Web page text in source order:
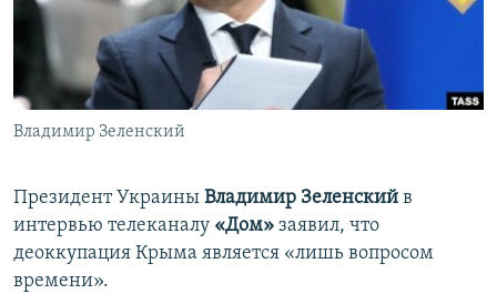
ПОБЕДИТЕЛЕЙ НЕ СУДЯТ?
КРЫМ.НЕПОКОРЕННЫЙ
УКРАИНСКАЯ ПРОБЛЕМА КРЫМА
ПРИСОЕДИНЯЙТЕСЬ!
Владимир Зеленский
Президент Украины Владимир Зеленский в
интервью телеканалу «Дом» заявил, что
деоккупация Крыма является «лишь вопросом
времени».